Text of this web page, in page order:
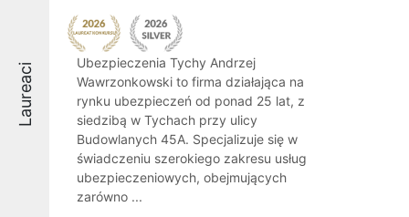
Laureaci
Ubezpieczenia Tychy Andrzej
Wawrzonkowski to firma działająca na
rynku ubezpieczeń od ponad 25 lat, z
siedzibą w Tychach przy ulicy
Budowlanych 45A. Specjalizuje się w
świadczeniu szerokiego zakresu usług
ubezpieczeniowych, obejmujących
zarówno ...